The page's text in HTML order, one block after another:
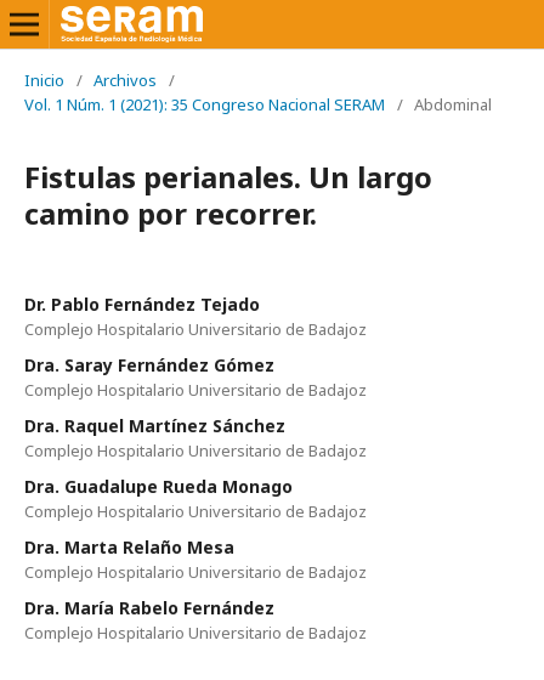
Inicio / Archivos
/
Vol. 1 Núm. 1 (2021): 35 Congreso Nacional SERAM
/ Abdominal
Fistulas perianales. Un largo
camino por recorrer.
Dr. Pablo Fernández Tejado
Complejo Hospitalario Universitario de Badajoz
Dra. Saray Fernández Gómez
Complejo Hospitalario Universitario de Badajoz
Dra. Raquel Martínez Sánchez
Complejo Hospitalario Universitario de Badajoz
Dra. Guadalupe Rueda Monago
Complejo Hospitalario Universitario de Badajoz
Dra. Marta Relaño Mesa
Complejo Hospitalario Universitario de Badajoz
Dra. María Rabelo Fernández
Complejo Hospitalario Universitario de Badajoz